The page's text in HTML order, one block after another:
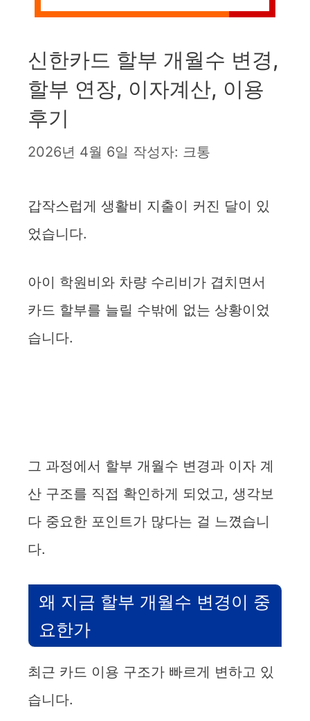
신한카드 할부 개월수 변경,
할부 연장, 이자계산, 이용
후기
2026년 4월 6일 작성자: 크통
갑작스럽게 생활비 지출이 커진 달이 있
었습니다.
아이 학원비와 차량 수리비가 겹치면서
카드 할부를 늘릴 수밖에 없는 상황이었
습니다.
그 과정에서 할부 개월수 변경과 이자 계
산 구조를 직접 확인하게 되었고, 생각보
다 중요한 포인트가 많다는 걸 느꼈습니
다.
왜 지금 할부 개월수 변경이 중
요한가
최근 카드 이용 구조가 빠르게 변하고 있
습니다.